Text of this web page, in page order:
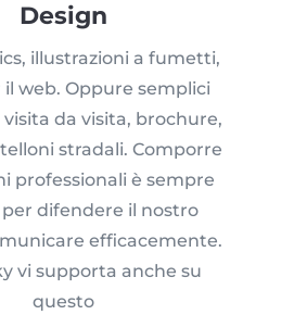
Design
illustrazioni a fumetti,
il web. Oppure semplici
da visita, brochure,
stradali. Comporre
professionali è sempre
difendere il nostro
efficacemente.
vi supporta anche su
questo